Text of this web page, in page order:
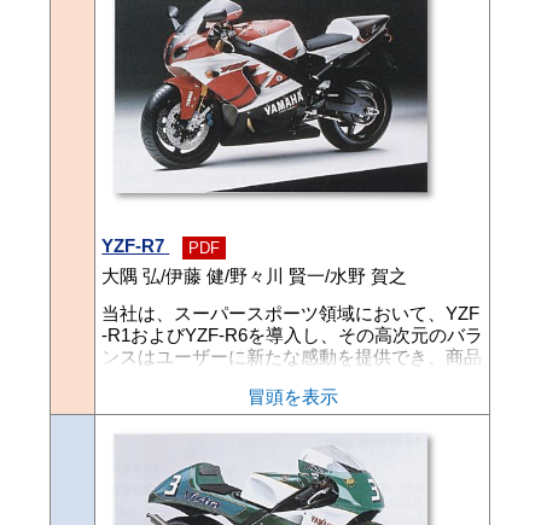
YZF-R7 PDF
大隅 弘/伊藤 健/野々川 賢一/水野 賀之
当社は、スーパースポーツ領域において、YZF
-R1およびYZF-R6を導入し、その高次元のバラ
ンスはユーザーに新たな感動を提供でき、商品
は、Rシリーズエンジンの基本コンセプトを踏
襲し、スーパーバイクレース参戦のベースマシ
ンとなるべく、ファクトリレーサーの技術を織
り込み、かつ進化させ、Rシリーズの究極とし
て市販化した。以下にその概要を紹介する。
冒頭を表示